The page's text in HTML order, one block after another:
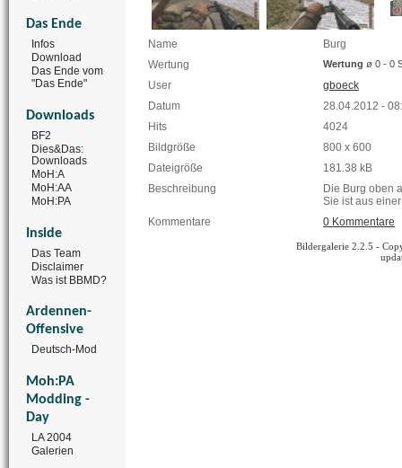
Das Ende
Infos
Download
Das Ende vom
"Das Ende"
Downloads
BF2
Dies&Das:
Downloads
MoH:A
MoH:AA
MoH:PA
Inside
Das Team
Disclaimer
Was ist BBMD?
Ardennen-
Offensive
Deutsch-Mod
Moh:PA
Modding -
Day
LA 2004
Galerien
Name
Burg
Wertung
Wertung ø 0 - 0
User
gboeck
Datum
28.04.2012 -
Hits
4024
Bildgröße
800 x 600
Dateigröße
181.38 kB
Beschreibung
Die Burg oben
Sie ist aus
Kommentare
0 Kommentare
Bildergalerie 2.2.5 -